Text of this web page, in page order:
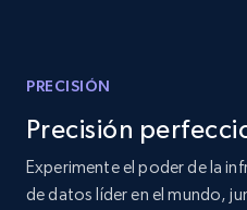
Amazon products by
price, Currency,
more.
PRECISIÓN
Precisión
Experimente el poder de la
de datos líder en el mundo,